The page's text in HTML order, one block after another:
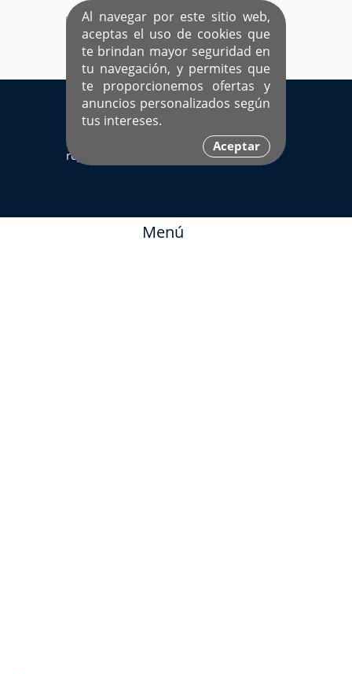
Al navegar por este sitio web,
aceptas el uso de cookies que
te brindan mayor seguridad en
tu navegación, y permites que
te proporcionemos ofertas y
anuncios personalizados según
tus intereses.
Aceptar
EL ÚNICO SITIO DEDICADO A SOLTEROS
HISPANOS COMO TÚ
Ingresa aquí
Sí ya estás
registrado
Menú